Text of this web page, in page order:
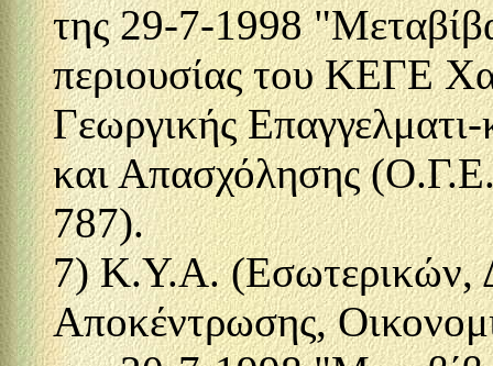
της 29-7-1998
περιουσίας του ΚΕΓΕ
Γεωργικής
και Απασχόλησης
787).
7) Κ.Υ.Α. (Εσωτερικών,
Αποκέντρωσης,